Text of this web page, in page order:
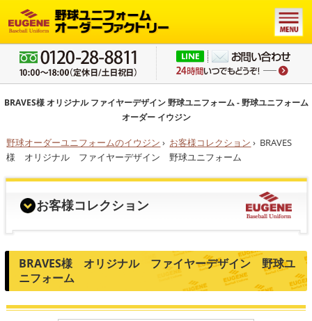
BRAVES様 オリジナル ファイヤーデザイン 野球ユニフォーム - 野球ユニフォーム
オーダー イウジン
野球オーダーユニフォームのイウジン › お客様コレクション › BRAVES
様 オリジナル ファイヤーデザイン 野球ユニフォーム
お客様コレクション
BRAVES様 オリジナル ファイヤーデザイン 野球ユ
ニフォーム